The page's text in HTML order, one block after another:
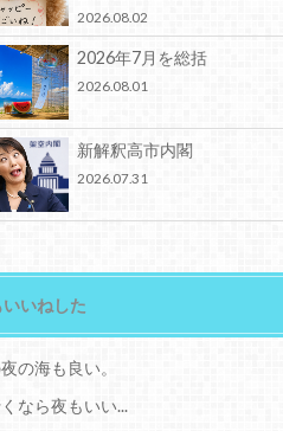
2026.08.02
2026年7月を総括
2026.08.01
新解釈高市内閣
2026.07.31
いねした
の海も良い。
なら夜もいい...